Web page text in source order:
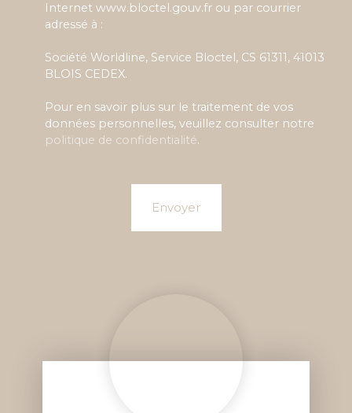
Internet www.bloctel.gouv.fr ou par courrier
adressé à :
Société Worldline, Service Bloctel, CS 61311, 41013
BLOIS CEDEX.
Pour en savoir plus sur le traitement de vos
données personnelles, veuillez consulter notre
politique de confidentialité.
Envoyer